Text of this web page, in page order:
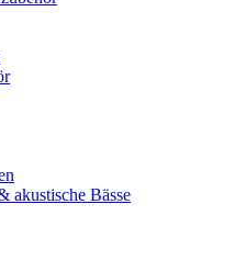
akustische Bässe